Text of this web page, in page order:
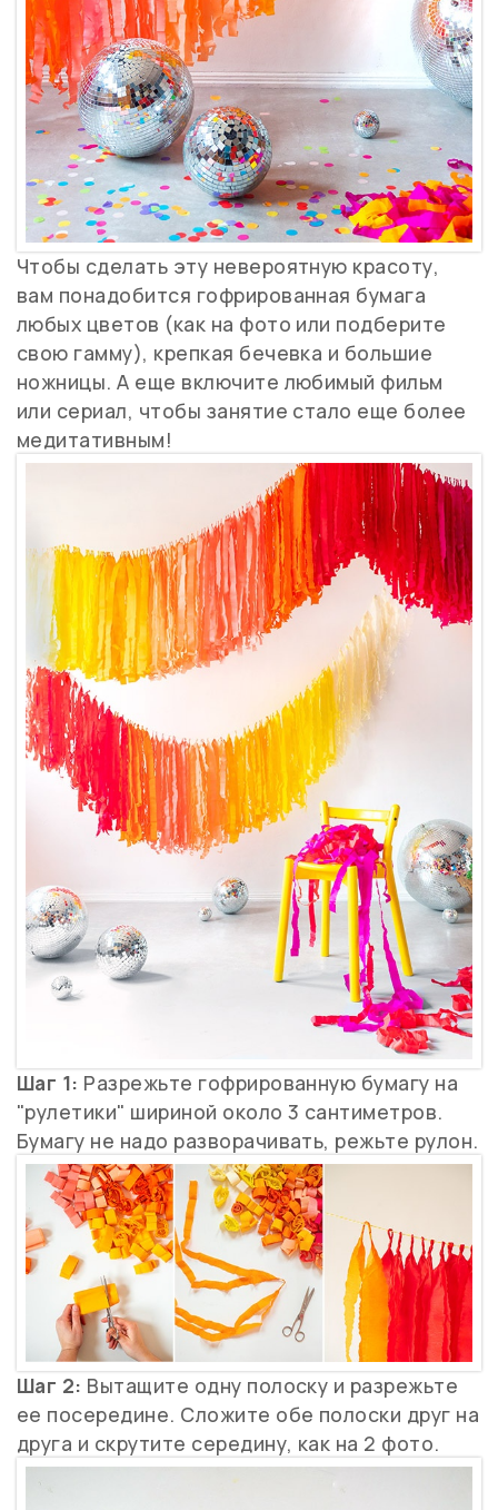
Чтобы сделать эту невероятную красоту,
вам понадобится гофрированная бумага
любых цветов (как на фото или подберите
свою гамму), крепкая бечевка и большие
ножницы. А еще включите любимый фильм
или сериал, чтобы занятие стало еще более
медитативным!
Шаг 1: Разрежьте гофрированную бумагу на
"рулетики" шириной около 3 сантиметров.
Бумагу не надо разворачивать, режьте рулон.
Шаг 2: Вытащите одну полоску и разрежьте
ее посередине. Сложите обе полоски друг на
друга и скрутите середину, как на 2 фото.